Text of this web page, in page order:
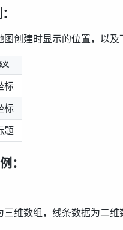
图创建时显示的位置，以
义
标
标
题
：
三维数组，线条数据为二